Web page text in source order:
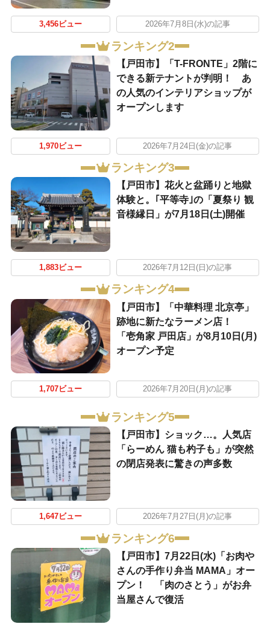
3,456ビュー 2026年7月8日(水)の記事
ランキング2
【戸田市】「T-FRONTE」2階に
できる新テナントが判明！ あ
の人気のインテリアショップが
オープンします
1,970ビュー 2026年7月24日(金)の記事
ランキング3
【戸田市】花火と盆踊りと地獄
体験と。｢平等寺｣の「夏祭り 観
音様縁日」が7月18日(土)開催
1,883ビュー 2026年7月12日(日)の記事
ランキング4
【戸田市】「中華料理 北京亭」
跡地に新たなラーメン店！
「壱角家 戸田店」が8月10日(月)
オープン予定
1,707ビュー 2026年7月20日(月)の記事
ランキング5
【戸田市】ショック…。人気店
「らーめん 猫も杓子も」が突然
の閉店発表に驚きの声多数
1,647ビュー 2026年7月27日(月)の記事
ランキング6
【戸田市】7月22日(水)「お肉や
さんの手作り弁当 MAMA」オー
プン！ 「肉のさとう」がお弁
当屋さんで復活